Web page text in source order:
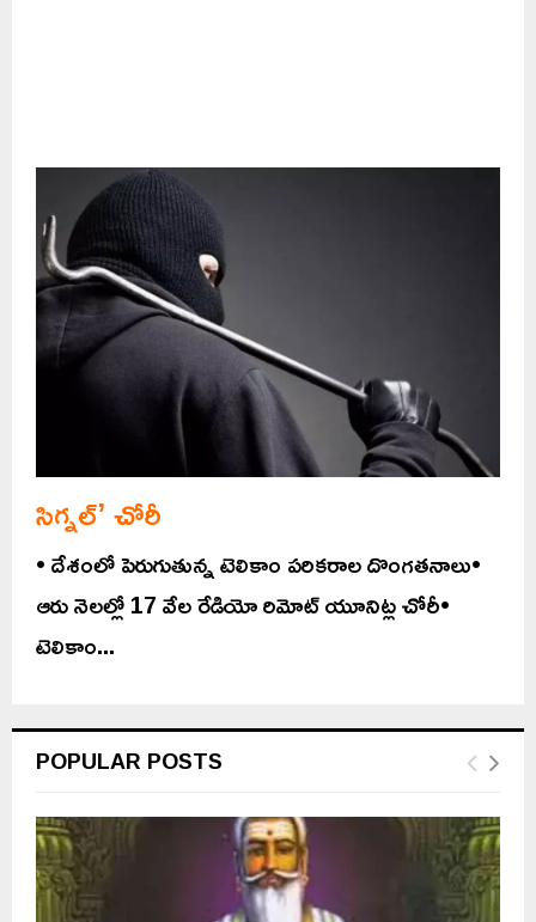
సిగ్నల్’ చోరీ
• దేశంలో పెరుగుతున్న టెలికాం పరికరాల దొంగతనాలు•
ఆరు నెలల్లో 17 వేల రేడియో రిమోట్ యూనిట్ల చోరీ•
టెలికాం...
POPULAR POSTS